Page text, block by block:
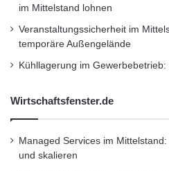
im Mittelstand lohnen
Veranstaltungssicherheit im
temporäre Außengelände
Kühllagerung im
Wirtschaftsfenster.de
Managed Services im
und skalieren